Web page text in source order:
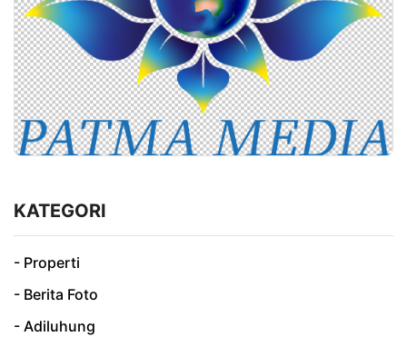
KATEGORI
- Properti
- Berita Foto
- Adiluhung